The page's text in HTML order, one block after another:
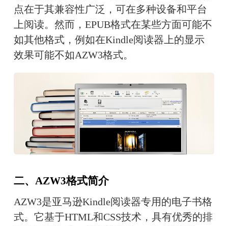
点在于其兼容性广泛，可在多种设备和平台
上阅读。然而，EPUB格式在某些方面可能不
如其他格式，例如在Kindle阅读器上的显示
效果可能不如AZW3格式。
二、AZW3格式简介
AZW3是亚马逊Kindle阅读器专用的电子书格
式。它基于HTML和CSS技术，具有优秀的排